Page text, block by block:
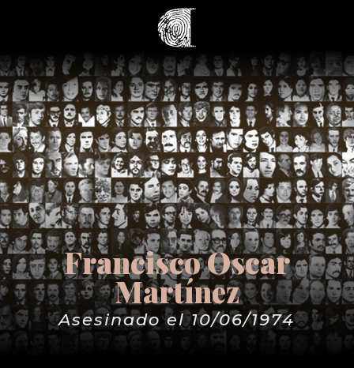
Francisco Oscar
Martínez
Asesinado el 10/06/1974